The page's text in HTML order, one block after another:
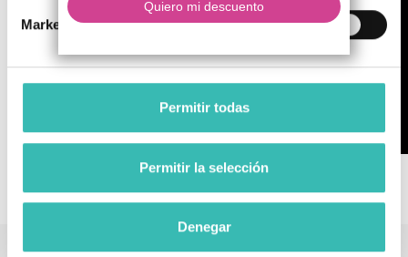
Marketing
Permitir todas
Permitir la selección
Denegar